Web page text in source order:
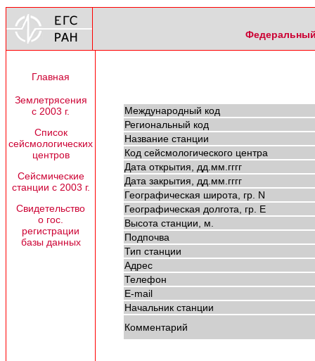
Федеральный
Главная
Землетрясения
с 2003 г.
Список
сейсмологических
центров
Сейсмические
станции с 2003 г.
Свидетельство
о гос.
регистрации
базы данных
Международный код
Региональный код
Название станции
Код сейсмологического центра
Дата открытия, дд.мм.гггг
Дата закрытия, дд.мм.гггг
Географическая широта, гр. N
Географическая долгота, гр. E
Высота станции, м.
Подпочва
Тип станции
Адрес
Телефон
E-mail
Начальник станции
Комментарий